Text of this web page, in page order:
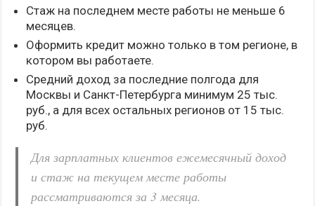
Стаж на последнем месте работы не меньше 6
месяцев.
Оформить кредит можно только в том регионе, в
котором вы работаете.
Средний доход за последние полгода для
Москвы и Санкт-Петербурга минимум 25 тыс.
руб., а для всех остальных регионов от 15 тыс.
руб.
Для зарплатных клиентов ежемесячный доход
и стаж на текущем месте работы
рассматриваются за 3 месяца.